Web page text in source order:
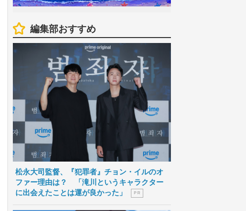
編集部おすすめ
松永大司監督、『犯罪者』チョン・イルのオ
ファー理由は？ 「滝川というキャラクター
に出会えたことは運が良かった」
P R